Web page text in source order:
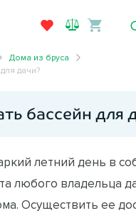
Дома из бруса
дачи?
бассейн для
летний день в
любого владельца
Осуществить ее